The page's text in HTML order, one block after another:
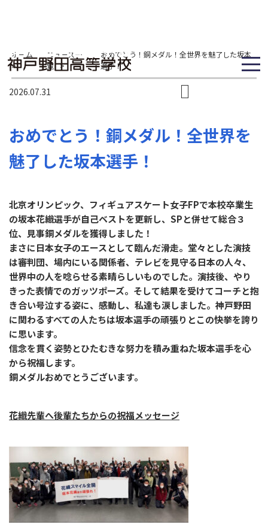
ホーム
>
ニュース一
覧 >
おめでとう！銅メダル！全世界を魅了した坂本
選手！
2026.07.31
おめでとう！銅メダル！全世界を
魅了した坂本選手！
北京オリンピック、フィギュアスケート女子FPで本校卒業生
の坂本花織選手が自己ベストを更新し、SPと併せて総合３
位、見事銅メダルを獲得しました！
まさに日本女子のエースとして臨んだ滑走。堂々とした演技
は審判団、場内にいる関係者、テレビを見守る日本の人々、
世界中の人を唸らせる素晴らしいものでした。演技後、やり
きった表情でのガッツポーズ。そして結果を受けてコーチと抱
き合い号泣する姿に、感動し、私達も涙しました。神戸野田
に関わるすべての人たちは坂本選手の頑張りとこの快挙を誇り
に思います。
信念を貫く姿勢とひたむきな努力を積み重ねた坂本選手を心
から祝福します。
銅メダルおめでとうございます。
花織先輩へ後輩たちからの祝福メッセージ